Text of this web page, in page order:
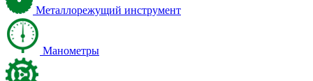
Металлорежущий инструмент
Манометры